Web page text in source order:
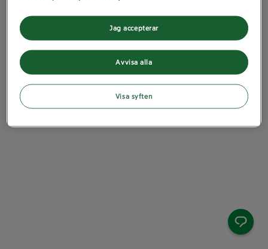
Avvisa alla
Jag accepterar
Visa syften